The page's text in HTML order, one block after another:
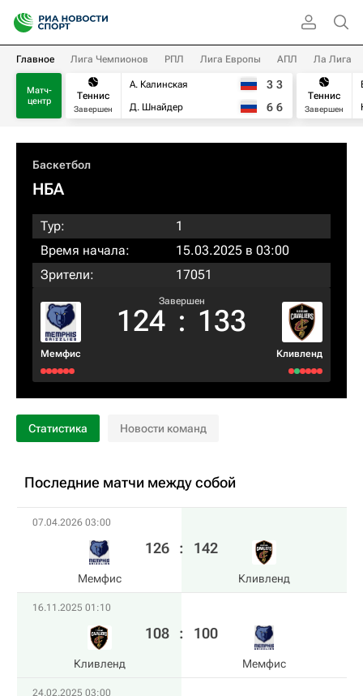
Главное Лига Чемпионов РПЛ Лига Европы АПЛ Ла Лига
Матч-
центр
Теннис
Завершен
А. Калинская
Д. Шнайдер
3 3
6 6
Теннис
Завершен
Баскетбол
НБА
Тур:
1
Время начала:
15.03.2025 в 03:00
Зрители:
17051
Мемфис
Завершен
124 : 133
Кливленд
Статистика Новости команд
Последние матчи между собой
07.04.2026 03:00
Мемфис
126 : 142
Кливленд
16.11.2025 01:10
Кливленд
108 : 100
Мемфис
24.02.2025 03:00